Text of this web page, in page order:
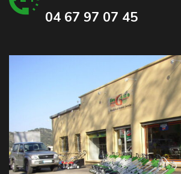
04 67 97 07 45